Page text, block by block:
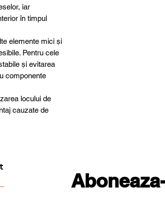
iar
în timpul
elemente mici și
Pentru cele
și evitarea
componente
locului de
cauzate de